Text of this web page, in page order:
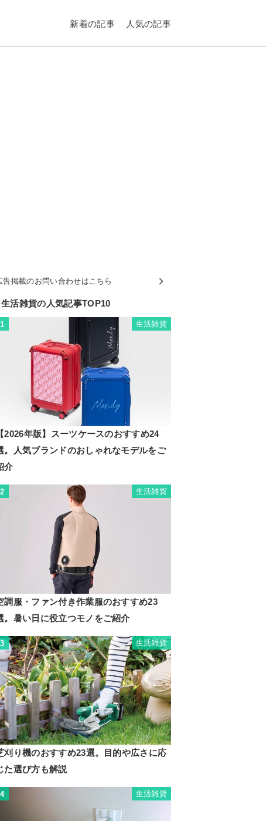
新着の記事 人気の記事
告掲載のお問い合わせはこちら
生活雑貨の人気記事TOP10
1 生活雑貨
【2026年版】スーツケースのおすすめ24
。人気ブランドのおしゃれなモデルをご
介
2 生活雑貨
調服・ファン付き作業服のおすすめ23
。暑い日に役立つモノをご紹介
3 生活雑貨
刈り機のおすすめ23選。目的や広さに応
た選び方も解説
4 生活雑貨